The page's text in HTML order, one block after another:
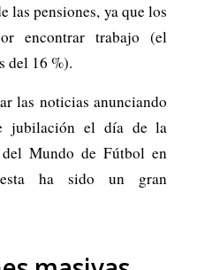
las pensiones, ya que los
encontrar trabajo (el
del 16 %).
las noticias anunciando
jubilación el día de la
Mundo de Fútbol en
ha sido un gran